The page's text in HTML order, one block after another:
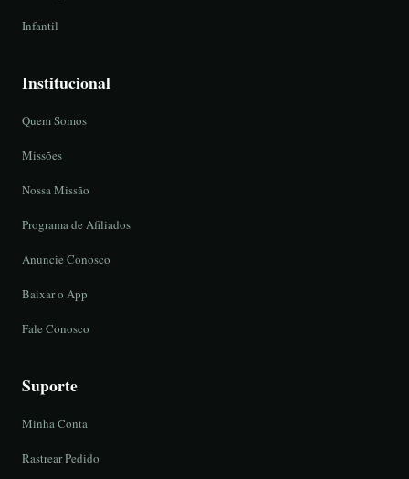
Infantil
Institucional
Quem Somos
Missões
Nossa Missão
Programa de Afiliados
Anuncie Conosco
Baixar o App
Fale Conosco
Suporte
Minha Conta
Rastrear Pedido